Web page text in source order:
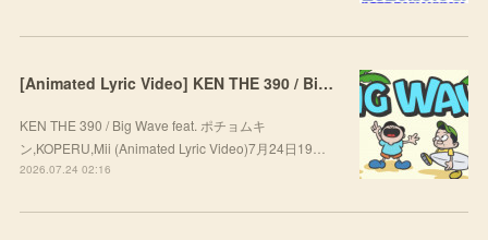
[Animated Lyric Video] KEN THE 390 / Big Wave feat. ポチョムキン,KOPERU,Mii
KEN THE 390 / Big Wave feat. ポチョムキ
ン,KOPERU,Mii (Animated Lyric Video)7月24日19…
2026.07.24 02:16